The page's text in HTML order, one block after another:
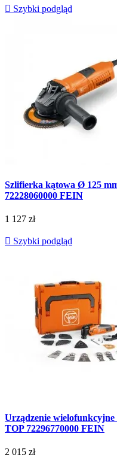
 Szybki podgląd
Szlifierka kątowa Ø 125
72228060000 FEIN
1 127 zł
 Szybki podgląd
Urządzenie
TOP 72296770000 FEIN
2 015 zł